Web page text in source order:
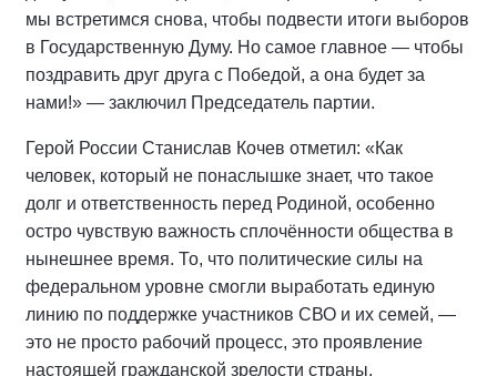
мы встретимся снова, чтобы подвести итоги выборов
в Государственную Думу. Но самое главное — чтобы
поздравить друг друга с Победой, а она будет за
нами!» — заключил Председатель партии.
Герой России Станислав Кочев отметил: «Как
человек, который не понаслышке знает, что такое
долг и ответственность перед Родиной, особенно
остро чувствую важность сплочённости общества в
нынешнее время. То, что политические силы на
федеральном уровне смогли выработать единую
линию по поддержке участников СВО и их семей, —
это не просто рабочий процесс, это проявление
настоящей гражданской зрелости страны.